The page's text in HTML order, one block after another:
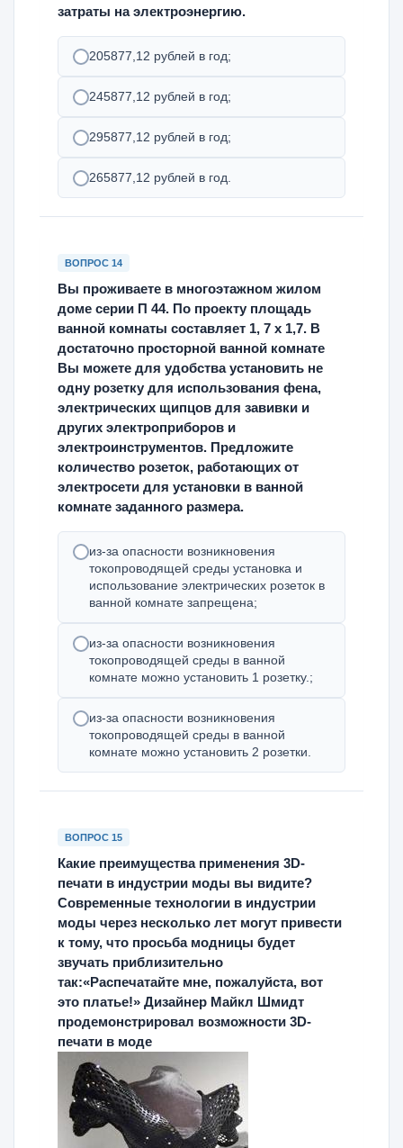
затраты на электроэнергию.
205877,12 рублей в год;
245877,12 рублей в год;
295877,12 рублей в год;
265877,12 рублей в год.
ВОПРОС 14
Вы проживаете в многоэтажном жилом
доме серии П 44. По проекту площадь
ванной комнаты составляет 1, 7 х 1,7. В
достаточно просторной ванной комнате
Вы можете для удобства установить не
одну розетку для использования фена,
электрических щипцов для завивки и
других электроприборов и
электроинструментов. Предложите
количество розеток, работающих от
электросети для установки в ванной
комнате заданного размера.
из-за опасности возникновения
токопроводящей среды установка и
использование электрических розеток в
ванной комнате запрещена;
из-за опасности возникновения
токопроводящей среды в ванной
комнате можно установить 1 розетку.;
из-за опасности возникновения
токопроводящей среды в ванной
комнате можно установить 2 розетки.
ВОПРОС 15
Какие преимущества применения 3D-
печати в индустрии моды вы видите?
Современные технологии в индустрии
моды через несколько лет могут привести
к тому, что просьба модницы будет
звучать приблизительно
так:«Распечатайте мне, пожалуйста, вот
это платье!» Дизайнер Майкл Шмидт
продемонстрировал возможности 3D-
печати в моде